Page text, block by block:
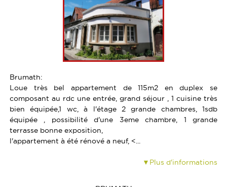
PROGRAMMES NEUFS
LOCAUX COMMERCIAUX
Brumath:
Loue très bel appartement de 115m2 en duplex se
composant au rdc une entrée, grand séjour , 1 cuisine très
bien équipée,1 wc, à l'étage 2 grande chambres, 1sdb
équipée , possibilité d'une 3eme chambre, 1 grande
terrasse bonne exposition,
l'appartement à été rénové a neuf, <...
Plus d'informations